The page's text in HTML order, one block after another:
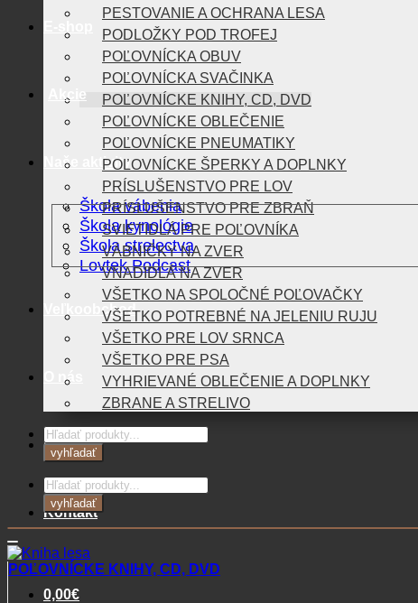
Akcie
Naše aktivity
Škola vábenia
Škola kynológie
Škola strelectva
Lovtek Podcast
Veľkoobchod
O nás
Blog
Kontakt
0,00€
PESTOVANIE A OCHRANA LESA
PODLOŽKY POD TROFEJ
POĽOVNÍCKA OBUV
POĽOVNÍCKA SVAČINKA
POĽOVNÍCKE KNIHY, CD, DVD
POĽOVNÍCKE OBLEČENIE
POĽOVNÍCKE PNEUMATIKY
POĽOVNÍCKE ŠPERKY A DOPLNKY
PRÍSLUŠENSTVO PRE LOV
PRÍSLUŠENSTVO PRE ZBRAŇ
SVIETIDLÁ PRE POĽOVNÍKA
VÁBNIČKY NA ZVER
VNADIDLÁ NA ZVER
VŠETKO NA SPOLOČNÉ POĽOVAČKY
VŠETKO POTREBNÉ NA JELENIU RUJU
VŠETKO PRE LOV SRNCA
VŠETKO PRE PSA
VYHRIEVANÉ OBLEČENIE A DOPLNKY
ZBRANE A STRELIVO
Products
search
vyhľadať
Products
search
vyhľadať
POĽOVNÍCKE KNIHY, CD, DVD